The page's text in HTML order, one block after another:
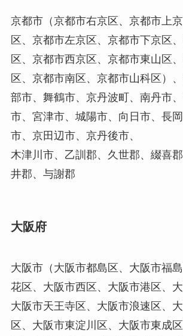
京都市（京都市右京区、京都市上
区、京都市左京区、京都市下京区
区、京都市西京区、京都市東山区
区、京都市南区、京都市山科区）
部市、舞鶴市、京丹波町、南丹市
市、宮津市、城陽市、向日市、長
市、京田辺市、京丹後市、
木津川市、乙訓郡、久世郡、綴喜
井郡、与謝郡
大阪府
大阪市（大阪市都島区、大阪市福
花区、大阪市西区、大阪市港区、大
大阪市天王寺区、大阪市浪速区、
区、大阪市東淀川区、大阪市東成